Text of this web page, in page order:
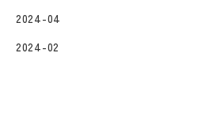
2024-04
2024-02